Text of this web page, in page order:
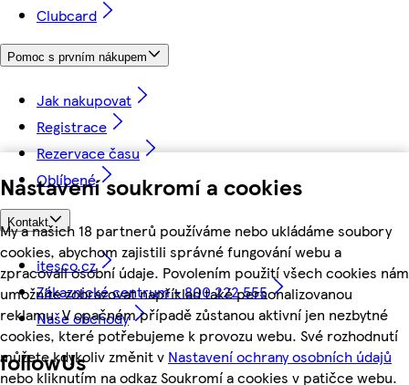
Nastavení soukromí a cookies
My a našich 18 partnerů používáme nebo ukládáme soubory
cookies, abychom zajistili správné fungování webu a
zpracovali osobní údaje. Povolením použití všech cookies nám
umožníte zobrazovat například také personalizovanou
reklamu. V opačném případě zůstanou aktivní jen nezbytné
cookies, které potřebujeme k provozu webu. Své rozhodnutí
můžete kdykoliv změnit v Nastavení ochrany osobních údajů
nebo kliknutím na odkaz Soukromí a cookies v patičce webu.
Clubcard
Pomoc s prvním nákupem
Jak nakupovat
Registrace
Rezervace času
Oblíbené
Kontakt
itesco.cz
Zákaznické centrum - 800 222 555
Naše obchody
followUs